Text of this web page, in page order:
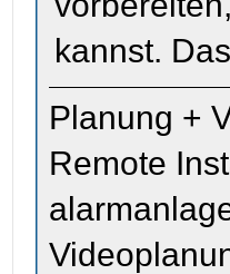
kannst.
Planung +
Remote